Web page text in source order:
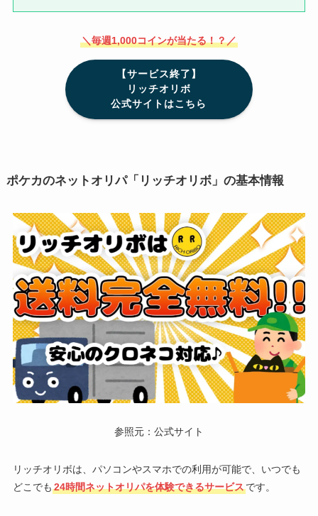
＼毎週1,000コインが当たる！？／
【サービス終了】
リッチオリボ
公式サイトはこちら
ポケカのネットオリパ「リッチオリボ」の基本情報
参照元：公式サイト
リッチオリボは、パソコンやスマホでの利用が可能で、いつでも
どこでも 24時間ネットオリパを体験できるサービスです。